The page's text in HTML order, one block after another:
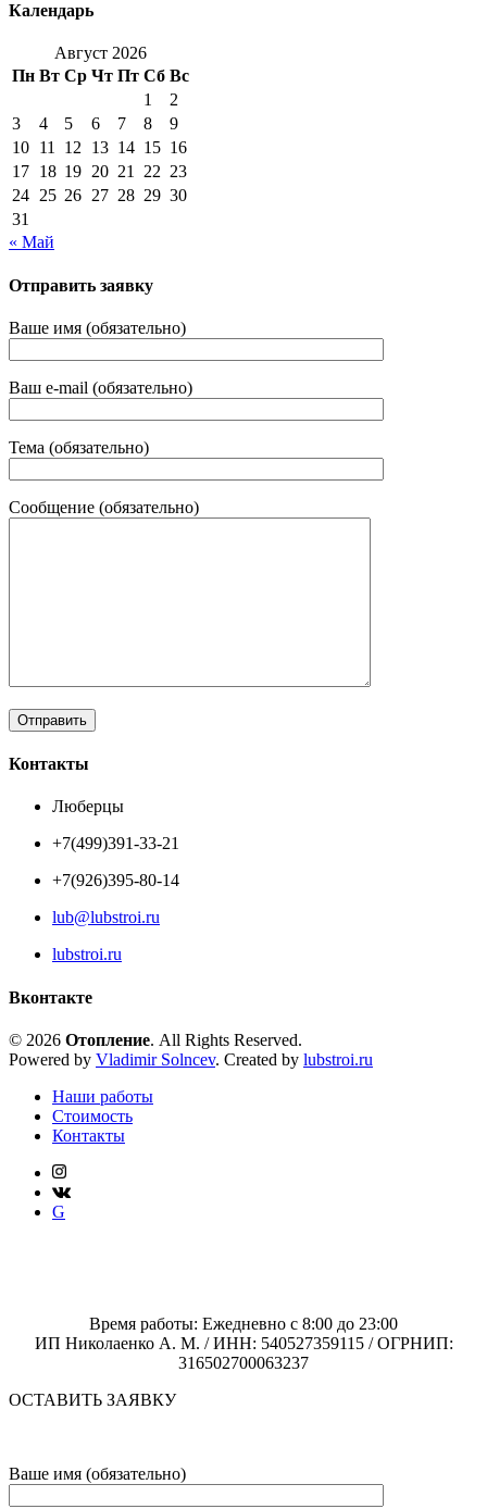
Календарь
Август 2026
Пн Вт Ср Чт Пт Сб Вс
1
2
3
4 5 6 7 8
9
10 11 12 13 14 15 16
17 18 19 20 21 22 23
24 25 26 27 28 29 30
31
« Май
Отправить заявку
Ваше имя (обязательно)
Ваш e-mail (обязательно)
Тема (обязательно)
Сообщение (обязательно)
Контакты
Люберцы
+7(499)391-33-21
+7(926)395-80-14
lub@lubstroi.ru
lubstroi.ru
Вконтакте
© 2026 Отопление. All Rights Reserved.
Powered by Vladimir Solncev. Created by lubstroi.ru
Наши работы
Стоимость
Контакты
G
Время работы: Ежедневно с 8:00 до 23:00
ИП Николаенко А. М. / ИНН: 540527359115 / ОГРНИП:
316502700063237
ОСТАВИТЬ ЗАЯВКУ
Ваше имя (обязательно)